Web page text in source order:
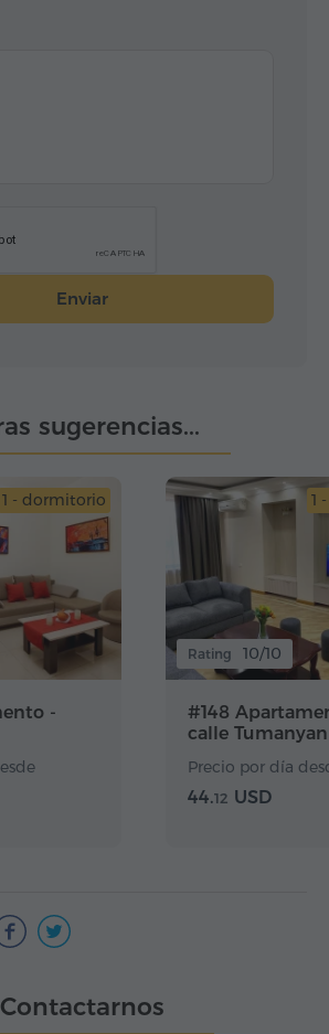
Enviar
sugerencias...
1 - dormitorio
-
1
Rating 10/10
#148
calle Tumanyan
Precio por día
44.12 USD
Contactarnos